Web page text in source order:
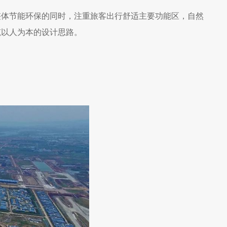
节能环保的同时，注重旅客出行舒适主要功能区，自然
人为本的设计思路。